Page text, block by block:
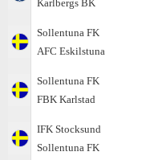
Karlbergs BK
Sollentuna FK
AFC Eskilstuna
Sollentuna FK
FBK Karlstad
IFK Stocksund
Sollentuna FK